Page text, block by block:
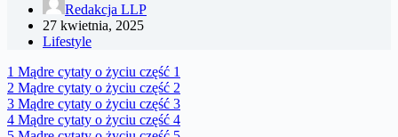
Redakcja LLP
27 kwietnia, 2025
Lifestyle
1 Mądre cytaty o życiu część 1
2 Mądre cytaty o życiu część 2
3 Mądre cytaty o życiu część 3
4 Mądre cytaty o życiu część 4